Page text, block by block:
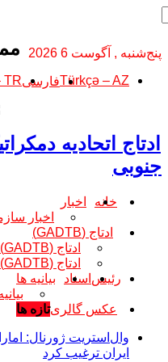
, آگوست 6 2026
Türkçə – AZفارسی– TR
اتحادیه دمکراتیک
خانه
اخبار
اخبار سازمان
ادتاج (GADTB)
ادتاج (GADTB) نظامنامه
ادتاج (GADTB) مرامنامه
رئیس
اسناد
بیانیه ها
بیانیه
عکس گالری تازه ها
وال‌استریت ژورنال: امارات
ایران ترغیب کرد